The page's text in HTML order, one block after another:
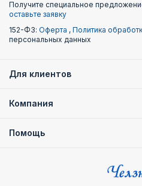
Получите специальное
оставьте заявку
152-ФЗ: Оферта , Политика
персональных данных
Для клиентов
Компания
Помощь